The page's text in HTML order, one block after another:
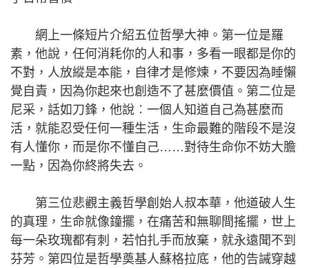
網上一條短片介紹五位哲學大神。第一位是羅
素，他說，任何消耗你的人和事，多看一眼都是你的
不對，人放縱是本能，自律才是修煉，不要因為睡懶
覺自責，因為你起來也創造不了甚麼價值。第二位是
尼采，話如刀鋒，他說︰一個人知道自己為甚麼而
活，就能忍受任何一種生活，生命最難的階段不是沒
有人懂你，而是你不懂自己……對待生命你不妨大膽
一點，因為你終將失去。
第三位悲觀主義哲學創始人叔本華，他道破人生
的真理，生命就像鐘擺，在痛苦和無聊間搖擺，世上
每一朵玫瑰都有刺，若怕扎手而放棄，就永遠聞不到
芬芳。第四位是哲學奠基人蘇格拉底，他的告誡穿越